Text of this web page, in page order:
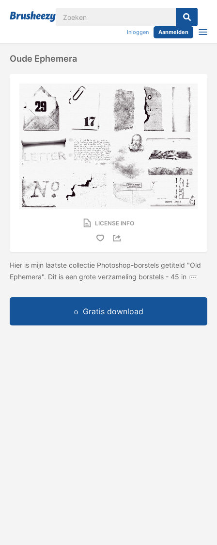
Inloggen Aanmelden
Oude Ephemera
LICENSE INFO
Hier is mijn laatste collectie Photoshop-borstels getiteld "Old
Ephemera". Dit is een grote verzameling borstels - 45 in
Gratis download